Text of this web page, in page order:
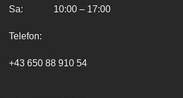
Sa: 10:00 – 17:00
Telefon:
+43 650 88 910 54